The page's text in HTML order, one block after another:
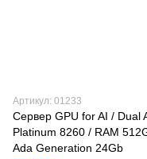
Артикул: 01233
Сервер GPU for AI / Dual
Platinum 8260 / RAM
Ada Generation 24Gb